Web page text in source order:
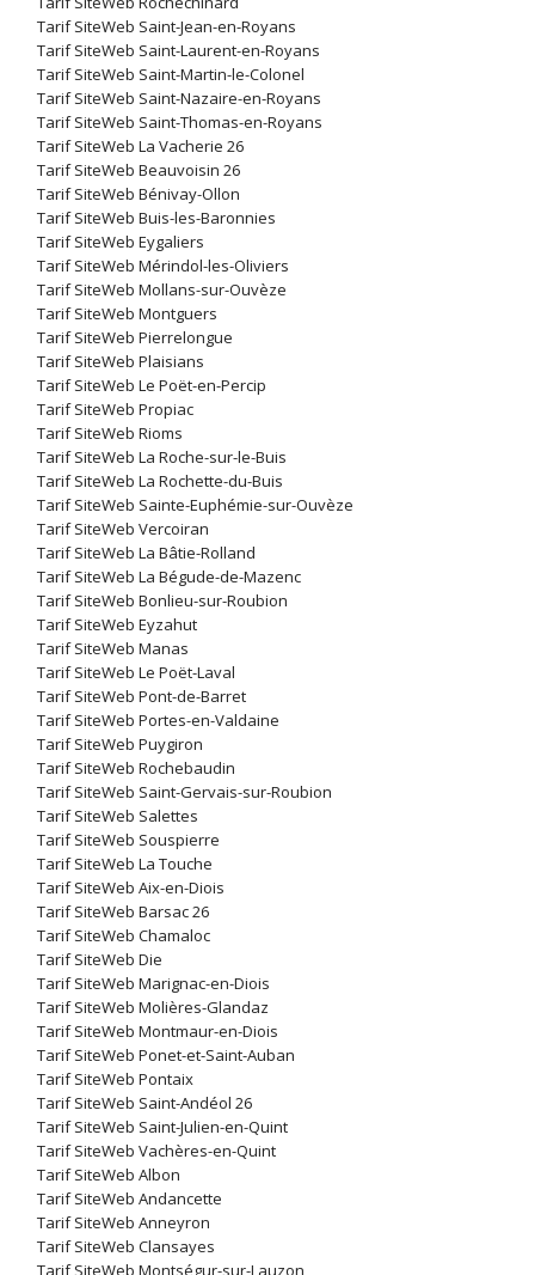
Tarif SiteWeb Saint-Jean-en-Royans
Tarif SiteWeb Saint-Laurent-en-Royans
Tarif SiteWeb Saint-Martin-le-Colonel
Tarif SiteWeb Saint-Nazaire-en-Royans
Tarif SiteWeb Saint-Thomas-en-Royans
Tarif SiteWeb La Vacherie 26
Tarif SiteWeb Beauvoisin 26
Tarif SiteWeb Bénivay-Ollon
Tarif SiteWeb Buis-les-Baronnies
Tarif SiteWeb Eygaliers
Tarif SiteWeb Mérindol-les-Oliviers
Tarif SiteWeb Mollans-sur-Ouvèze
Tarif SiteWeb Montguers
Tarif SiteWeb Pierrelongue
Tarif SiteWeb Plaisians
Tarif SiteWeb Le Poët-en-Percip
Tarif SiteWeb Propiac
Tarif SiteWeb Rioms
Tarif SiteWeb La Roche-sur-le-Buis
Tarif SiteWeb La Rochette-du-Buis
Tarif SiteWeb Sainte-Euphémie-sur-Ouvèze
Tarif SiteWeb Vercoiran
Tarif SiteWeb La Bâtie-Rolland
Tarif SiteWeb La Bégude-de-Mazenc
Tarif SiteWeb Bonlieu-sur-Roubion
Tarif SiteWeb Eyzahut
Tarif SiteWeb Manas
Tarif SiteWeb Le Poët-Laval
Tarif SiteWeb Pont-de-Barret
Tarif SiteWeb Portes-en-Valdaine
Tarif SiteWeb Puygiron
Tarif SiteWeb Rochebaudin
Tarif SiteWeb Saint-Gervais-sur-Roubion
Tarif SiteWeb Salettes
Tarif SiteWeb Souspierre
Tarif SiteWeb La Touche
Tarif SiteWeb Aix-en-Diois
Tarif SiteWeb Barsac 26
Tarif SiteWeb Chamaloc
Tarif SiteWeb Die
Tarif SiteWeb Marignac-en-Diois
Tarif SiteWeb Molières-Glandaz
Tarif SiteWeb Montmaur-en-Diois
Tarif SiteWeb Ponet-et-Saint-Auban
Tarif SiteWeb Pontaix
Tarif SiteWeb Saint-Andéol 26
Tarif SiteWeb Saint-Julien-en-Quint
Tarif SiteWeb Vachères-en-Quint
Tarif SiteWeb Albon
Tarif SiteWeb Andancette
Tarif SiteWeb Anneyron
Tarif SiteWeb Clansayes
Tarif SiteWeb Montségur-sur-Lauzon